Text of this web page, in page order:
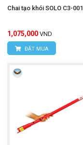
Chai tạo khói SOLO C3-001
1,075,000 VND
ĐẶT MUA